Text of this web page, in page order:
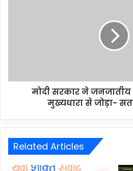
मोदी सरकार ने
मुख्यधारा से जोड़ा-
Related Articles